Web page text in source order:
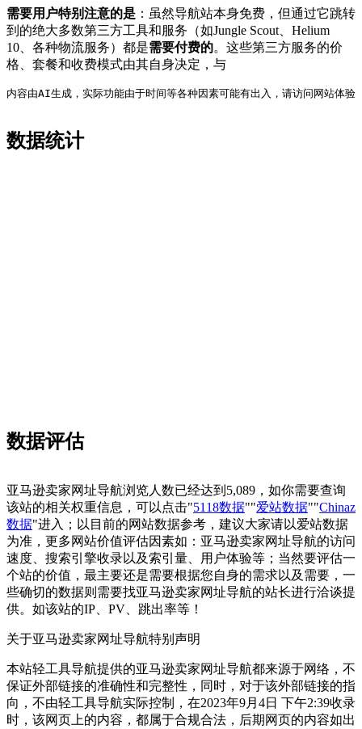
需要用户特别注意的是 ：虽然导航站本身免费，但通过它跳转
到的绝大多数第三方工具和服务（如Jungle Scout、Helium
10、各种物流服务）都是需要付费的。这些第三方服务的价
格、套餐和收费模式由其自身决定，与
内容由AI生成，实际功能由于时间等各种因素可能有出入，请访问网站体验
数据统计
数据评估
亚马逊卖家网址导航浏览人数已经达到5,089，如你需要查询
该站的相关权重信息，可以点击"5118数据""爱站数据""Chinaz
数据"进入；以目前的网站数据参考，建议大家请以爱站数据
为准，更多网站价值评估因素如：亚马逊卖家网址导航的访问
速度、搜索引擎收录以及索引量、用户体验等；当然要评估一
个站的价值，最主要还是需要根据您自身的需求以及需要，一
些确切的数据则需要找亚马逊卖家网址导航的站长进行洽谈提
供。如该站的IP、PV、跳出率等！
关于亚马逊卖家网址导航特别声明
本站轻工具导航提供的亚马逊卖家网址导航都来源于网络，不
保证外部链接的准确性和完整性，同时，对于该外部链接的指
向，不由轻工具导航实际控制，在2023年9月4日 下午2:39收录
时，该网页上的内容，都属于合规合法，后期网页的内容如出